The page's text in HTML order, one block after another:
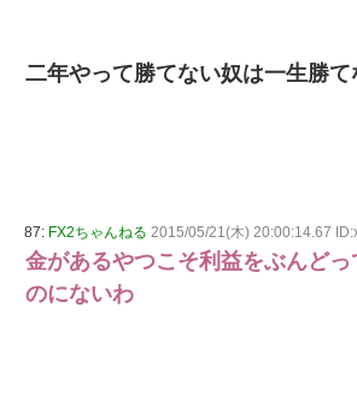
二年やって勝てない奴は一生勝て
87: FX2ちゃんねる 2015/05/21(木) 20:00:14.67
金があるやつこそ利益をぶんど
のにないわ